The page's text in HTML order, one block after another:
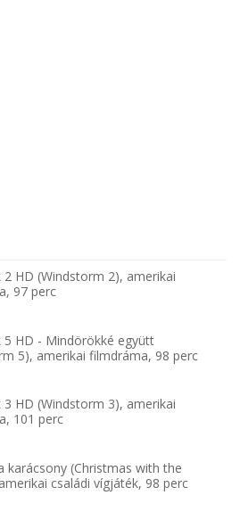
2 HD (Windstorm 2), amerikai
97 perc
5 HD - Mindörökké együtt
5), amerikai filmdráma, 98 perc
3 HD (Windstorm 3), amerikai
101 perc
karácsony (Christmas with the
családi vígjáték, 98 perc